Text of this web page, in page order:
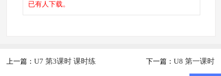
已有人下载。
上一篇：U7 第3课时 课时练 下一篇： U8 第一课时